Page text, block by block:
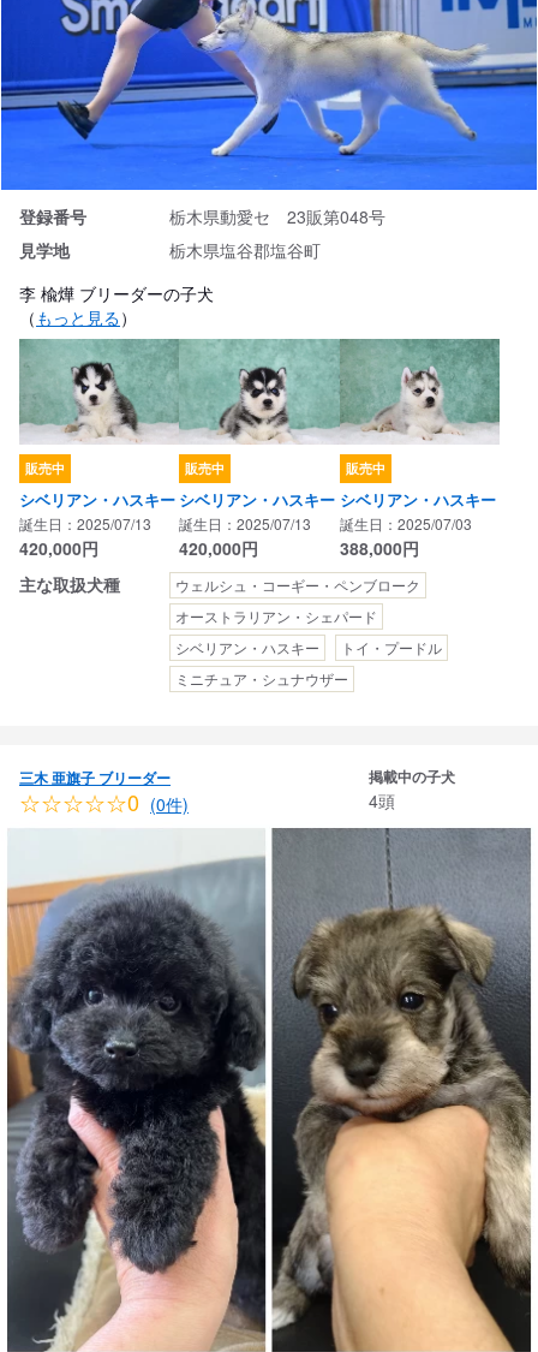
登録番号
栃木県動愛セ 23販第048号
見学地
栃木県塩谷郡塩谷町
李 楡燁 ブリーダーの子犬
（ もっと見る）
販売中
シベリアン・ハスキー
誕生日：2025/07/13
420,000円
販売中
シベリアン・ハスキー
誕生日：2025/07/13
420,000円
販売中
シベリアン・ハスキー
誕生日：2025/07/03
388,000円
主な取扱犬種
ウェルシュ・コーギー・ペンブローク
オーストラリアン・シェパード
シベリアン・ハスキー
トイ・プードル
ミニチュア・シュナウザー
三木 亜旗子 ブリーダー
☆☆☆☆☆0 (0件)
掲載中の子犬
4頭